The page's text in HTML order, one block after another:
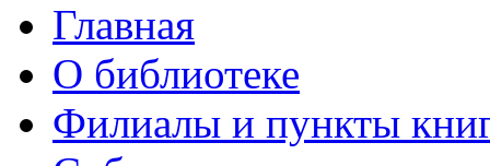
Главная
О библиотеке
Филиалы и пункты